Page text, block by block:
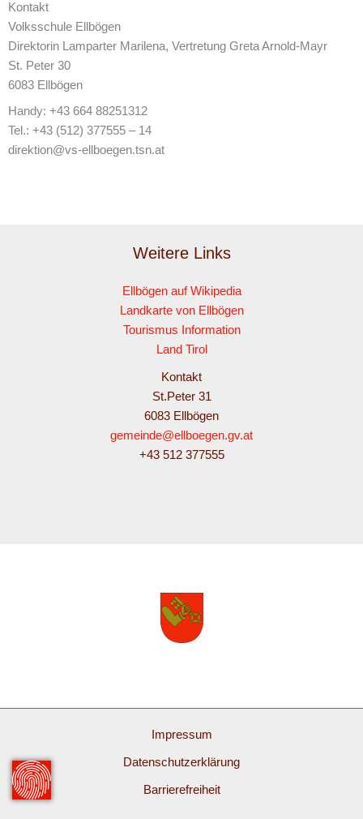
Kontakt
Volksschule Ellbögen
Direktorin Lamparter Marilena, Vertretung Greta Arnold-Mayr
St. Peter 30
6083 Ellbögen
Handy: +43 664 88251312
Tel.: +43 (512) 377555 – 14
direktion@vs-ellboegen.tsn.at
Weitere Links
Ellbögen auf Wikipedia
Landkarte von Ellbögen
Tourismus Information
Land Tirol
Kontakt
St.Peter 31
6083 Ellbögen
gemeinde@ellboegen.gv.at
+43 512 377555
Impressum
Datenschutzerklärung
Barrierefreiheit